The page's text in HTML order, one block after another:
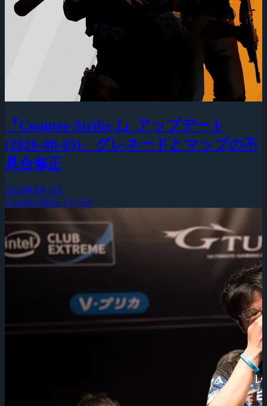
『Counter-Strike 2』アップデート
(2026-08-03)、グレネードとマップの不
具合修正
2026年8月4日
Counter-Strike 2 (CS2)